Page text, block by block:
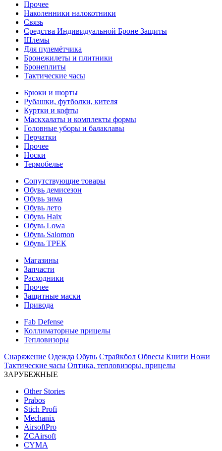
Прочее
Наколенники налокотники
Связь
Средства Индивидуальной Броне Защиты
Шлемы
Для пулемётчика
Бронежилеты и плитники
Бронеплиты
Тактические часы
Брюки и шорты
Рубашки, футболки, кителя
Куртки и кофты
Маскхалаты и комплекты формы
Головные уборы и балаклавы
Перчатки
Прочее
Носки
Термобелье
Сопутствующие товары
Обувь демисезон
Обувь зима
Обувь лето
Обувь Haix
Обувь Lowa
Обувь Salomon
Обувь ТРЕК
Магазины
Запчасти
Расходники
Прочее
Защитные маски
Привода
Fab Defense
Коллиматорные прицелы
Тепловизоры
Снаряжение Одежда Обувь Страйкбол Обвесы Книги Ножи
Тактические часы Оптика, тепловизоры, прицелы
ЗАРУБЕЖНЫЕ
Other Stories
Prabos
Stich Profi
Mechanix
AirsoftPro
ZCAirsoft
CYMA